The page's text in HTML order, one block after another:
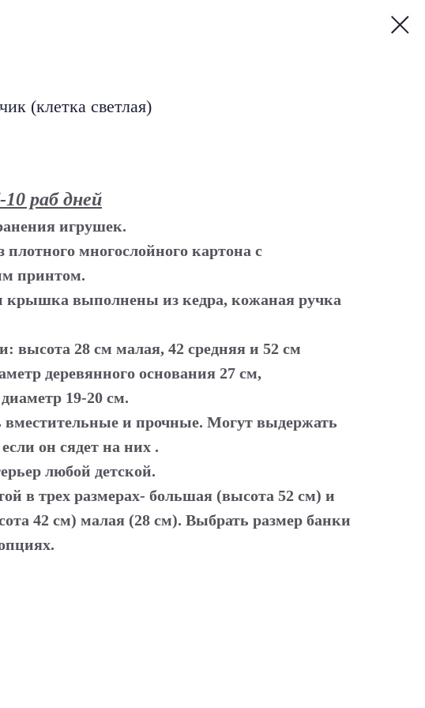
(клетка светлая)
10 раб дней
игрушек.
многослойного картона с
принтом.
крышка выполнены из кедра, кожаная ручка
высота 28 см малая, 42 средняя и 52 см
деревянного основания 27 см,
19-20 см.
вместительные и прочные. Могут выдержать
он сядет на них .
любой детской.
в трех размерах- большая (высота 52 см) и
42 см) малая (28 см). Выбрать размер банки